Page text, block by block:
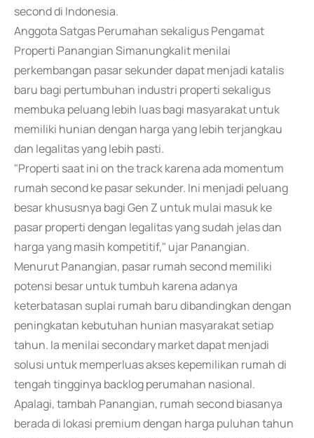
second di Indonesia.
Anggota Satgas Perumahan sekaligus Pengamat
Properti Panangian Simanungkalit menilai
perkembangan pasar sekunder dapat menjadi katalis
baru bagi pertumbuhan industri properti sekaligus
membuka peluang lebih luas bagi masyarakat untuk
memiliki hunian dengan harga yang lebih terjangkau
dan legalitas yang lebih pasti.
"Properti saat ini on the track karena ada momentum
rumah second ke pasar sekunder. Ini menjadi peluang
besar khususnya bagi Gen Z untuk mulai masuk ke
pasar properti dengan legalitas yang sudah jelas dan
harga yang masih kompetitif," ujar Panangian.
Menurut Panangian, pasar rumah second memiliki
potensi besar untuk tumbuh karena adanya
keterbatasan suplai rumah baru dibandingkan dengan
peningkatan kebutuhan hunian masyarakat setiap
tahun. Ia menilai secondary market dapat menjadi
solusi untuk memperluas akses kepemilikan rumah di
tengah tingginya backlog perumahan nasional.
Apalagi, tambah Panangian, rumah second biasanya
berada di lokasi premium dengan harga puluhan tahun